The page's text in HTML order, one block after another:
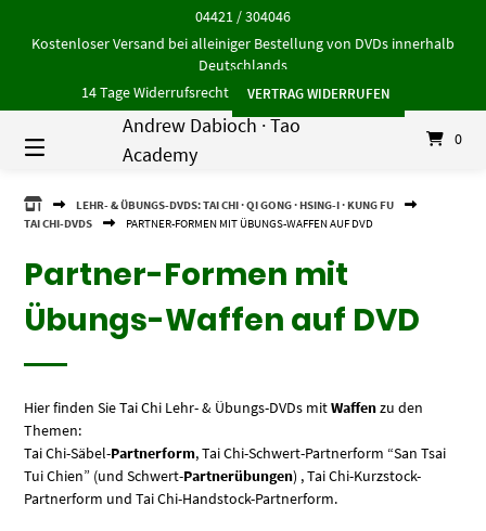
Inhalt
04421 / 304046
Kostenloser Versand bei alleiniger Bestellung von DVDs innerhalb
Deutschlands
14 Tage Widerrufsrecht
VERTRAG WIDERRUFEN
Andrew Dabioch · Tao
Academy
0
ANDREW
DABIOCH
ACADEMY
LEHR- & ÜBUNGS-DVDS: TAI CHI · QI GONG · HSING-I · KUNG FU
TAI CHI-DVDS
PARTNER-FORMEN MIT ÜBUNGS-WAFFEN AUF DVD
Partner-Formen mit
Übungs-Waffen auf DVD
Hier finden Sie Tai Chi Lehr- & Übungs-DVDs mitWaffenzu den
Themen:
Tai Chi-Säbel-Partnerform, Tai Chi-Schwert-Partnerform “San Tsai
Tui Chien” (und Schwert-Partnerübungen) , Tai Chi-Kurzstock-
Partnerform und Tai Chi-Handstock-Partnerform.